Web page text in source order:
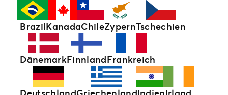
BrazilKanadaChileZypernTschechien
DänemarkFinnlandFrankreich